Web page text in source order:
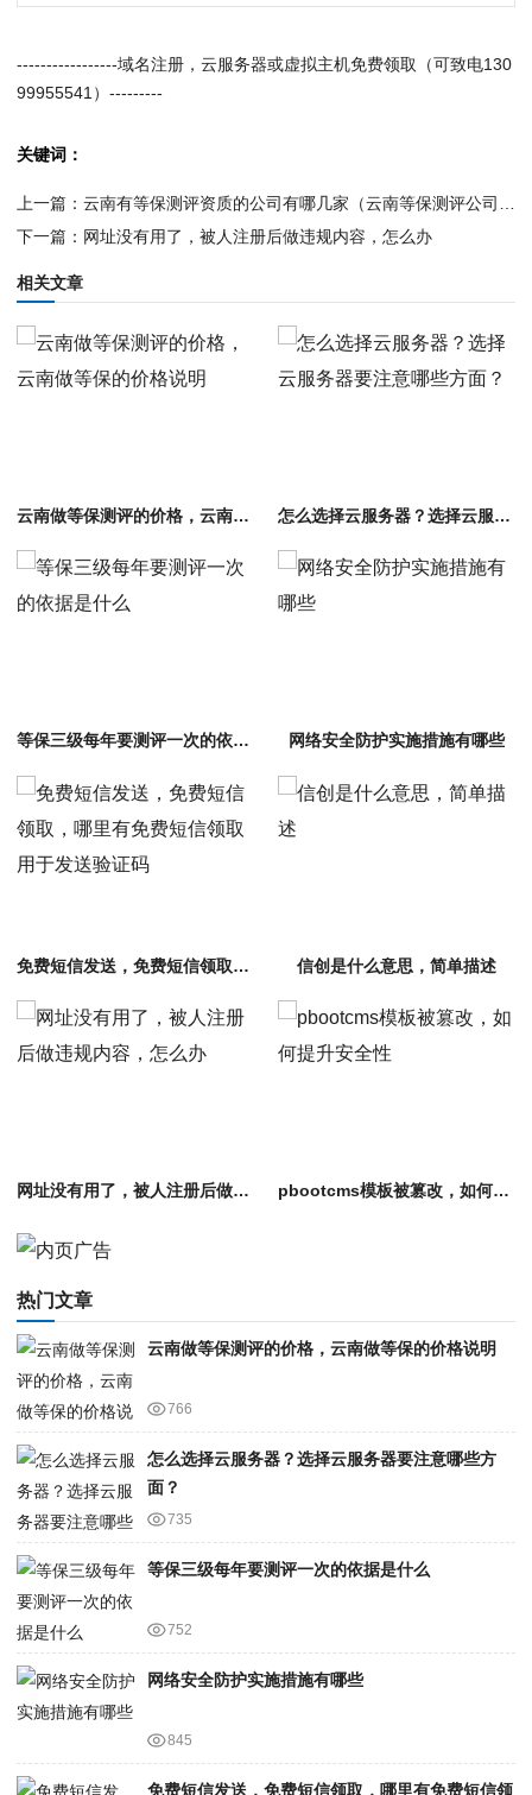
-----------------域名注册，云服务器或虚拟主机免费领取（可致电130
99955541）---------
关键词：
上一篇： 云南有等保测评资质的公司有哪几家（云南等保测评公司名单）
下一篇： 网址没有用了，被人注册后做违规内容，怎么办
相关文章
云南做等保测评的价格，云南做等保的价格说明 怎么选择云服务器？选择云服务器要注意哪些方面？
等保三级每年要测评一次的依据是什么 网络安全防护实施措施有哪些
免费短信发送，免费短信领取，哪里有免费短信领取用于发送验证码 信创是什么意思，简单描述
网址没有用了，被人注册后做违规内容，怎么办 pbootcms模板被篡改，如何提升安全性
热门文章
云南做等保测评的价格，云南做等保的价格说明
766
怎么选择云服务器？选择云服务器要注意哪些方
面？
735
等保三级每年要测评一次的依据是什么
752
网络安全防护实施措施有哪些
845
免费短信发送，免费短信领取，哪里有免费短信领